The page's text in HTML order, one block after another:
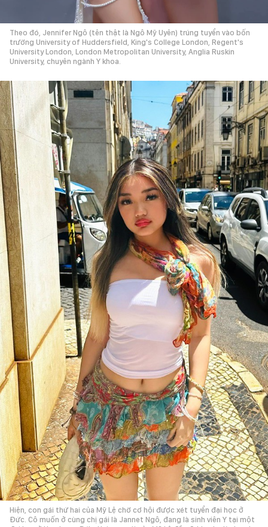
Theo đó, Jennifer Ngô (tên thật là Ngô Mỹ Uyên) trúng tuyển vào bốn
trường University of Huddersfield, King's College London, Regent's
University London, London Metropolitan University, Anglia Ruskin
University, chuyên ngành Y khoa.
Hiện, con gái thứ hai của Mỹ Lệ chờ cơ hội được xét tuyển đại học ở
Đức. Cô muốn ở cùng chị gái là Jannet Ngô, đang là sinh viên Y tại một